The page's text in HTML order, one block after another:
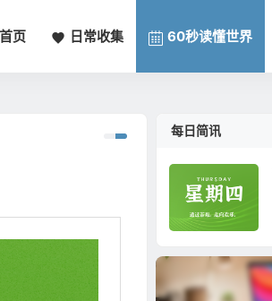
页 日常收集 60秒读懂世界
每日简讯